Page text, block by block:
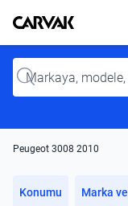
Kavak
Input
Peugeot 3008 2010
Konumu Marka